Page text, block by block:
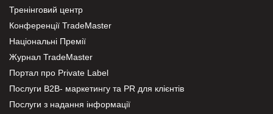
Тренінговий центр
Конференції TradeMaster
Національні Премії
Журнал TradeMaster
Портал про Private Label
Послуги В2В- маркетингу та PR для клієнтів
Послуги з надання інформації